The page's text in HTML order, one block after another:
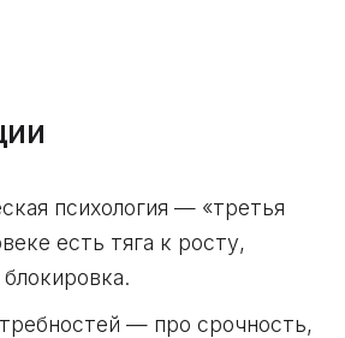
психология — «третья
есть тяга к росту,
— про срочность,